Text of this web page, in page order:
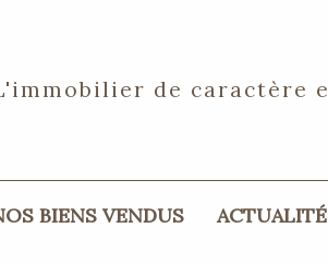
de caractère
NOS BIENS VENDUS